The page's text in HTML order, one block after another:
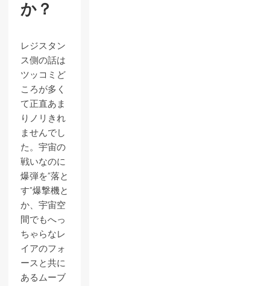
か？
レジスタン
ス側の話は
ツッコミど
ころが多く
て正直あま
りノリきれ
ませんでし
た。宇宙の
戦いなのに
爆弾を”落と
す”爆撃機と
か、宇宙空
間でもへっ
ちゃらなレ
イアのフォ
ースと共に
あるムーブ